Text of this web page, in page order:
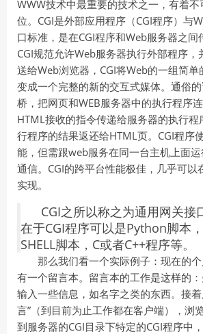
WWW技术中最重要的技术之一，有着
位。CGI是外部应用程序（CGI程序）与
口标准，是在CGI程序和Web服务器之间
CGI规范允许Web服务器执行外部程序
送给Web浏览器，CGI将Web的一组简
变成一个完整的新的交互式媒体。通俗
桥，把网页和WEB服务器中的执行程序
HTML接收的指令传递给服务器的执行
行程序的结果返还给HTML页。CGI程序
能，但需跟web服务在同一台主机上面
通信。CGI的跨平台性能极佳，几乎可以
实现。
CGI之所以称之为通用网关接
在于CGI程序可以是Python脚本，
SHELL脚本，C或者C++程序等。
那么我们看一个实际例子：现在的
有一个留言本。留言本的工作是这样的
输入一些信息，如名字之类的东西。接着
言”（到目前为止工作都在客户端），浏
到服务器的CGI目录下特定的CGI程序中